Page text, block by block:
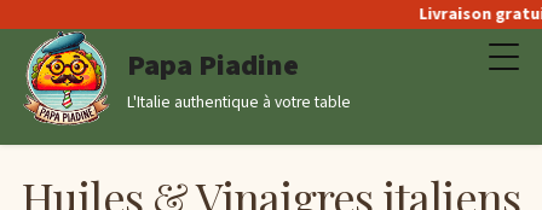
Livraison
Papa Piadine
L'Italie authentique à votre table
Huiles & Vinaigres italiens